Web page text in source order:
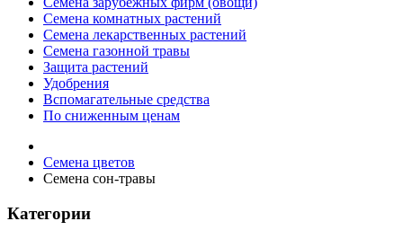
Семена комнатных растений
Семена лекарственных растений
Семена газонной травы
Защита растений
Удобрения
Вспомагательные средства
По сниженным ценам
Семена цветов
Семена сон-травы
Категории